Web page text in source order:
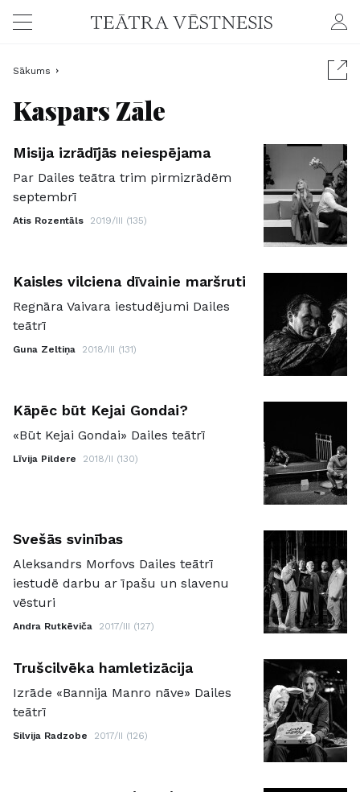
Sākums
Kaspars Zāle
Misija izrādījās neiespējama
Par Dailes teātra trim pirmizrādēm
septembrī
Atis Rozentāls 2019/III (135)
Kaisles vilciena dīvainie maršruti
Regnāra Vaivara iestudējumi Dailes
teātrī
Guna Zeltiņa 2018/III (131)
Kāpēc būt Kejai Gondai?
«Būt Kejai Gondai» Dailes teātrī
Līvija Pildere 2018/II (130)
Svešās svinības
Aleksandrs Morfovs Dailes teātrī
iestudē darbu ar īpašu un slavenu
vēsturi
Andra Rutkēviča 2017/III (127)
Trušcilvēka hamletizācija
Izrāde «Bannija Manro nāve» Dailes
teātrī
Silvija Radzobe 2017/II (126)